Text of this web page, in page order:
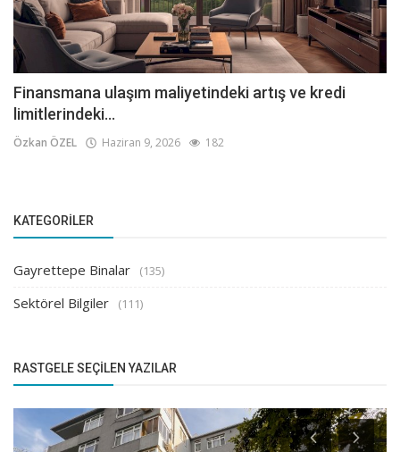
Finansmana ulaşım maliyetindeki artış ve kredi
limitlerindeki...
Özkan ÖZEL Haziran 9, 2026 182
KATEGORILER
Gayrettepe Binalar (135)
Sektörel Bilgiler (111)
RASTGELE SEÇILEN YAZILAR